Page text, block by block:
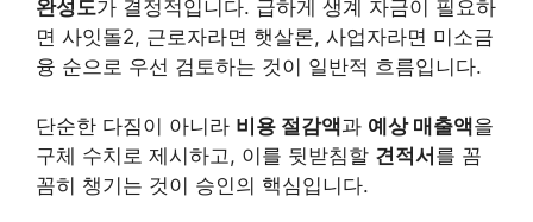
완성도가 결정적입니다. 급하게 생계 자금이 필요하
면 사잇돌2, 근로자라면 햇살론, 사업자라면 미소금
융 순으로 우선 검토하는 것이 일반적 흐름입니다.
단순한 다짐이 아니라 비용 절감액과 예상 매출액을
구체 수치로 제시하고, 이를 뒷받침할 견적서 를 꼼
꼼히 챙기는 것이 승인의 핵심입니다.